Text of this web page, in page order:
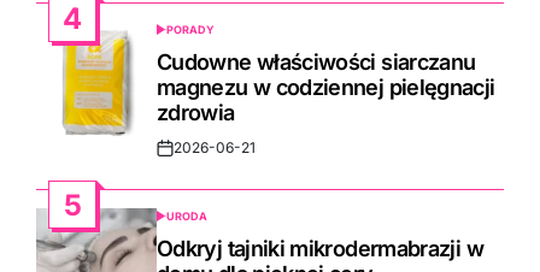
4
POSTED
IN
PORADY
Cudowne właściwości siarczanu
magnezu w codziennej pielęgnacji
zdrowia
Post2026-06-21
5
POSTED
IN
URODA
Odkryj tajniki mikrodermabrazji w